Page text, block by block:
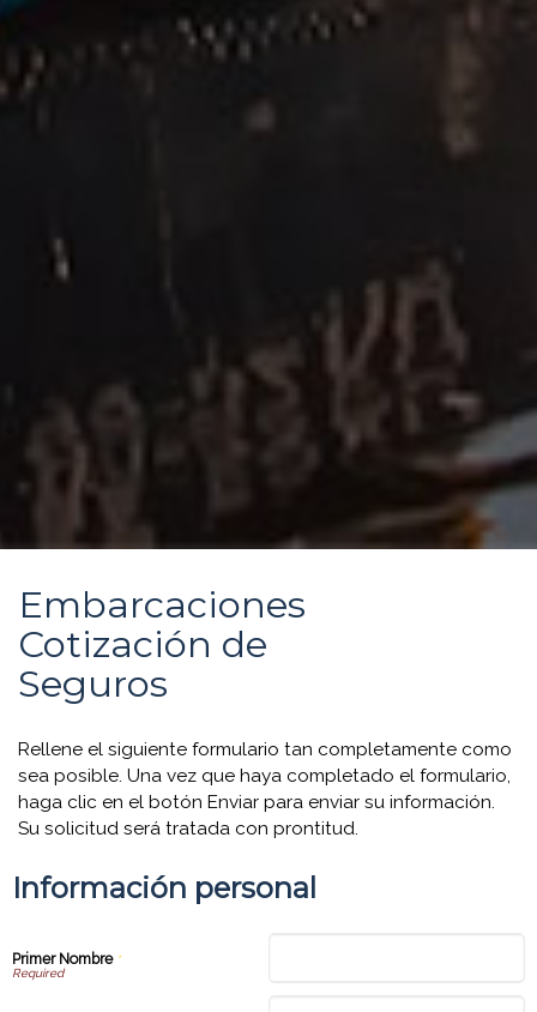
Embarcaciones
Cotización de
Seguros
Rellene el siguiente formulario tan completamente como
sea posible. Una vez que haya completado el formulario,
haga clic en el botón Enviar para enviar su información.
Su solicitud será tratada con prontitud.
Información personal
Primer Nombre *